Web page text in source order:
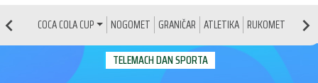
COCA COLA CUP NOGOMET GRANIČAR ATLETIKA RUKOMET
TELEMACH DAN SPORTA